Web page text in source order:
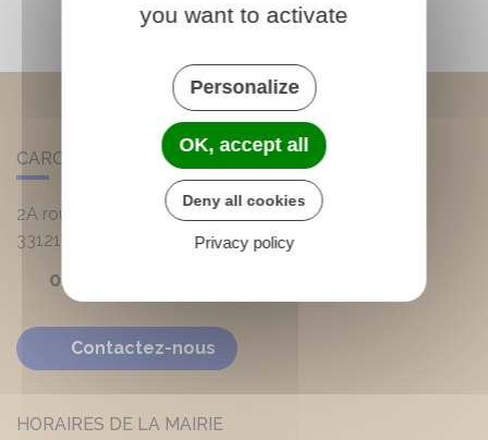
CARCANS
2A route d'Hourtin
33121
05 56 03 90 20
Contactez-nous
HORAIRES DE LA MAIRIE
you want to activate
Personalize
OK, accept all
Deny all cookies
Privacy policy